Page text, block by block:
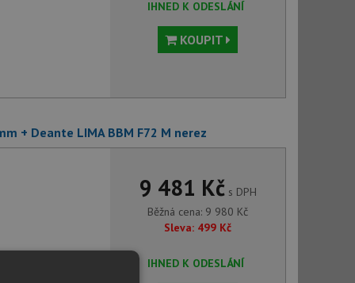
IHNED K ODESLÁNÍ
KOUPIT
+ Deante LIMA BBM F72 M nerez
9 481 Kčs DPH
Běžná cena: 9 980 Kč
Sleva: 499 Kč
IHNED K ODESLÁNÍ